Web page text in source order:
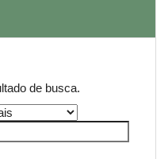
de busca.